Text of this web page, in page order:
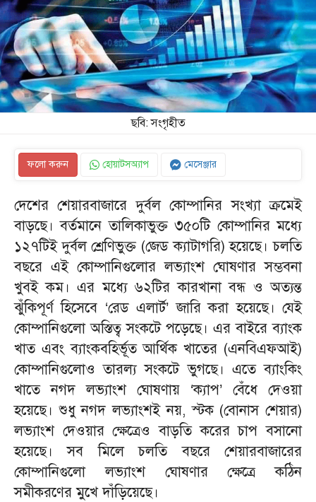
ছবি: সংগৃহীত
ফলো করুন হোয়াটসঅ্যাপ মেসেঞ্জার
দেশের শেয়ারবাজারে দুর্বল কোম্পানির সংখ্যা ক্রমেই
বাড়ছে। বর্তমানে তালিকাভুক্ত ৩৫০টি কোম্পানির মধ্যে
১২৭টিই দুর্বল শ্রেণিভুক্ত (জেড ক্যাটাগরি) হয়েছে। চলতি
বছরে এই কোম্পানিগুলোর লভ্যাংশ ঘোষণার সম্ভবনা
খুবই কম। এর মধ্যে ৬২টির কারখানা বন্ধ ও অত্যন্ত
ঝুঁকিপূর্ণ হিসেবে ‘রেড এলার্ট’ জারি করা হয়েছে। যেই
কোম্পানিগুলো অস্তিত্ব সংকটে পড়েছে। এর বাইরে ব্যাংক
খাত এবং ব্যাংকবহির্ভূত আর্থিক খাতের (এনবিএফআই)
কোম্পানিগুলোও তারল্য সংকটে ভুগছে। এতে ব্যাংকিং
খাতে নগদ লভ্যাংশ ঘোষণায় ‘ক্যাপ’ বেঁধে দেওয়া
হয়েছে। শুধু নগদ লভ্যাংশই নয়, স্টক (বোনাস শেয়ার)
লভ্যাংশ দেওয়ার ক্ষেত্রেও বাড়তি করের চাপ বসানো
হয়েছে। সব মিলে চলতি বছরে শেয়ারবাজারের
কোম্পানিগুলো লভ্যাংশ ঘোষণার ক্ষেত্রে কঠিন
সমীকরণের মুখে দাঁড়িয়েছে।